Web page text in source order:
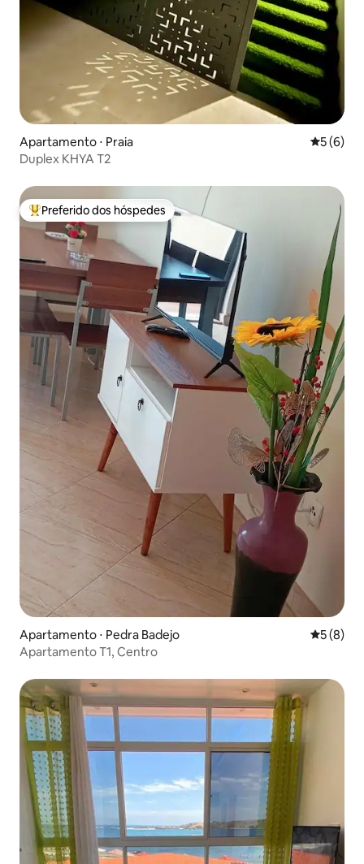
Apartamento ⋅ Praia 5 de
5 (6)
Duplex KHYA T2
Entre os melhores preferidos dos hóspedes
Preferido dos hóspedes
Apartamento ⋅ Pedra Badejo 5 de
5 (8)
Apartamento T1, Centro